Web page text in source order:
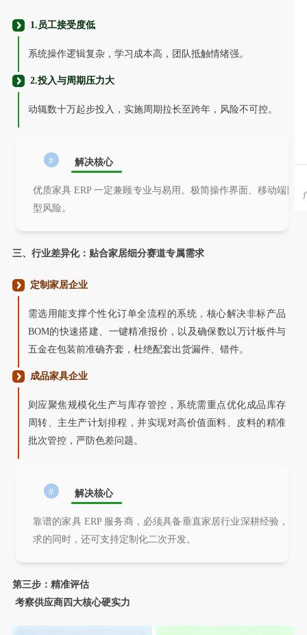
1.员工接受度低
系统操作逻辑复杂，学习成本高，团队抵触情绪强。
2.投入与周期压力大
动辄数十万起步投入，实施周期拉长至跨年，风险不可控。
# 解决核心
优质家具 ERP 一定兼顾专业与易用。极简操作界面、移动端随
型风险。
三、行业差异化：贴合家居细分赛道专属需求
定制家居企业
需选用能支撑个性化订单全流程的系统，核心解决非标产品
BOM的快速搭建、一键精准报价，以及确保数以万计板件与
五金在包装前准确齐套，杜绝配套出货漏件、错件。
成品家具企业
则应聚焦规模化生产与库存管控，系统需重点优化成品库存
周转、主生产计划排程，并实现对高价值面料、皮料的精准
批次管控，严防色差问题。
# 解决核心
靠谱的家具 ERP 服务商，必须具备垂直家居行业深耕经验，
求的同时，还可支持定制化二次开发。
第三步：精准评估
考察供应商四大核心硬实力
化之路
东莞铭晋家具有限公司，前身为1999年成立的东莞市理达家私厂，2002
年正式注册成立铭晋家具，坐落于东莞市温塘片区。二十余年来，企业始